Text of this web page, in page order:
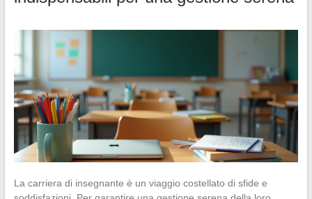
La carriera di insegnante è un viaggio costellato di sfide e